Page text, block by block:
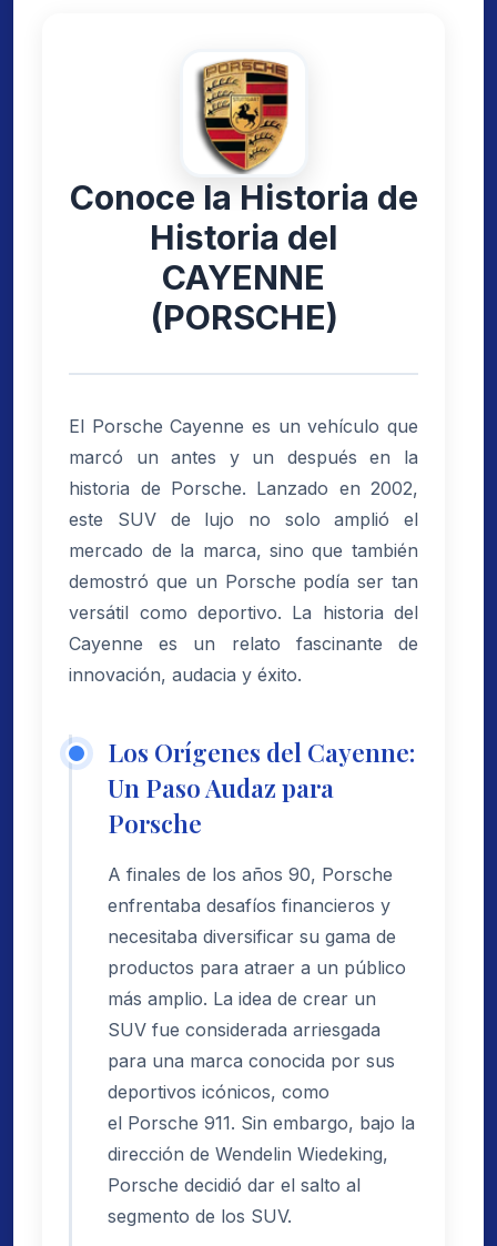
Conoce la Historia de
Historia del
CAYENNE
(PORSCHE)
El Porsche Cayenne es un vehículo que
marcó un antes y un después en la
historia de Porsche. Lanzado en 2002,
este SUV de lujo no solo amplió el
mercado de la marca, sino que también
demostró que un Porsche podía ser tan
versátil como deportivo. La historia del
Cayenne es un relato fascinante de
innovación, audacia y éxito.
Los Orígenes del Cayenne:
Un Paso Audaz para
Porsche
A finales de los años 90, Porsche
enfrentaba desafíos financieros y
necesitaba diversificar su gama de
productos para atraer a un público
más amplio. La idea de crear un
SUV fue considerada arriesgada
para una marca conocida por sus
deportivos icónicos, como
el Porsche 911. Sin embargo, bajo la
dirección de Wendelin Wiedeking,
Porsche decidió dar el salto al
segmento de los SUV.